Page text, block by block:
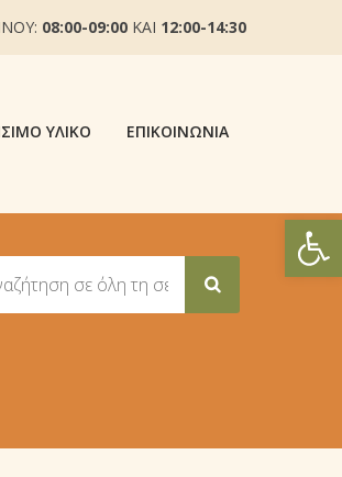
08:00-09:00 ΚΑΙ 12:00-14:30
ΥΛΙΚΌ ΕΠΙΚΟΙΝΩΝΊΑ